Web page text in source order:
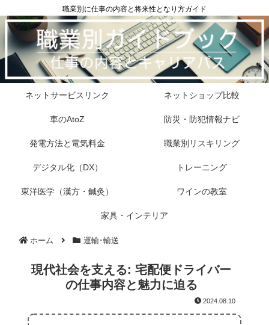
職業別に仕事の内容と将来性となり方ガイド
ネットサービスリンク ネットショップ比較
車のAtoZ 防災・防犯情報ナビ
発電方法と電気料金 職業別リスキリング
デジタル化（DX） トレーニング
東洋医学（漢方・鍼灸） ワインの教室
家具・インテリア
ホーム 運輸･輸送
現代社会を支える: 宅配便ドライバー
の仕事内容と魅力に迫る
2024.08.10